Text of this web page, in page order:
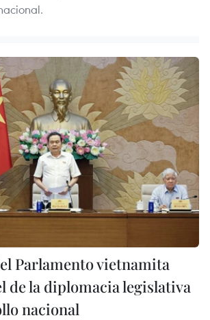
Parlamento vietnamita
de la diplomacia legislativa
nacional